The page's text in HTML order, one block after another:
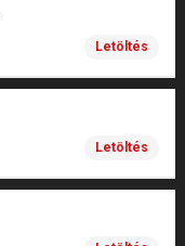
Letöltés
Letöltés